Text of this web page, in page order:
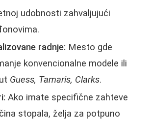
udobnosti zahvaljujući
radnje: Mesto gde
konvencionalne modele ili
Guess, Tamaris, Clarks.
Ako imate specifične zahteve
stopala, želja za potpuno